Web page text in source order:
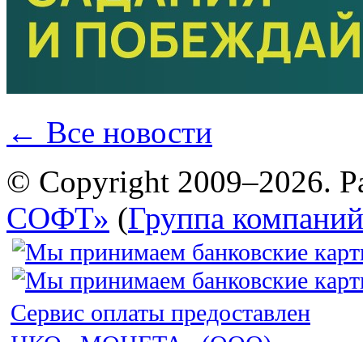
← Все новости
© Copyright 2009–2026.
СОФТ» (Группа
Сервис оплаты предоставлен